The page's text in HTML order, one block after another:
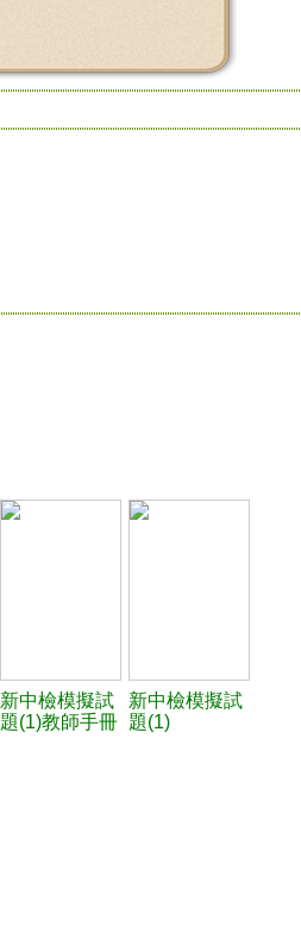
新中檢模擬試
題(1)教師手冊
新中檢模擬試
題(1)